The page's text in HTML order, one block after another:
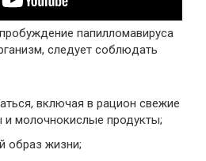
папилломавируса
следует соблюдать
включая в рацион свежие
молочнокислые продукты;
образ жизни;